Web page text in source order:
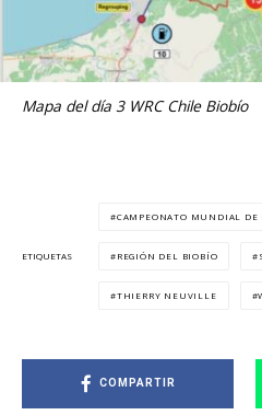
Mapa del día 3 WRC Chile Biobío
ETIQUETAS
CAMPEONATO MUNDIAL DE
REGIÓN DEL BIOBÍO
THIERRY NEUVILLE
COMPARTIR